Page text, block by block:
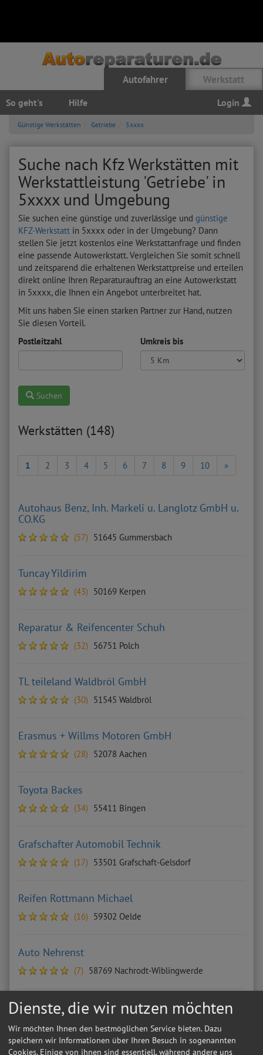
Autofahrer Werkstatt
So geht's Hilfe Login
Günstige Werkstätten Getriebe 5xxxx
Suche nach Kfz Werkstätten mit
Werkstattleistung 'Getriebe' in
5xxxx und Umgebung
Sie suchen eine günstige und zuverlässige und günstige
KFZ-Werkstatt in 5xxxx oder in der Umgebung? Dann
stellen Sie jetzt kostenlos eine Werkstattanfrage und finden
eine passende Autowerkstatt. Vergleichen Sie somit schnell
und zeitsparend die erhaltenen Werkstattpreise und erteilen
direkt online Ihren Reparaturauftrag an eine Autowerkstatt
in 5xxxx, die Ihnen ein Angebot unterbreitet hat.
Mit uns haben Sie einen starken Partner zur Hand, nutzen
Sie diesen Vorteil.
Postleitzahl
Umkreis bis
Suchen
Werkstätten (148)
1 2 3 4 5 6 7 8 9 10 »
Autohaus Benz, Inh. Markeli u. Langlotz GmbH u.
CO.KG
(57) 51645 Gummersbach
Tuncay Yildirim
(43) 50169 Kerpen
Reparatur & Reifencenter Schuh
(32) 56751 Polch
TL teileland Waldbröl GmbH
(30) 51545 Waldbröl
Erasmus + Willms Motoren GmbH
(28) 52078 Aachen
Toyota Backes
(34) 55411 Bingen
Grafschafter Automobil Technik
(17) 53501 Grafschaft-Gelsdorf
Reifen Rottmann Michael
(16) 59302 Oelde
Auto Nehrenst
(7) 58769 Nachrodt-Wiblingwerde
Ahmet Berktas
(6) 50827 Köln
Dienste, die wir nutzen möchten
Wir möchten Ihnen den bestmöglichen Service bieten. Dazu
speichern wir Informationen über Ihren Besuch in sogenannten
Cookies. Einige von ihnen sind essentiell, während andere uns